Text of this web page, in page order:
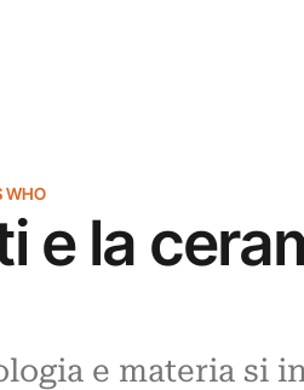
WHO
e la
e materia si